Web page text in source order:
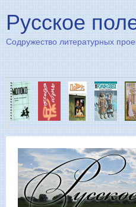
Русское
Содружество литературных